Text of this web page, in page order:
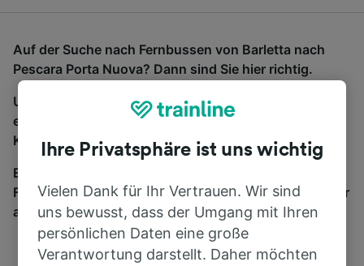
Auf der Suche nach Fernbussen von Barletta nach
Pescara Porta Nuova? Dann sind Sie hier richtig.
Um Bustickets zu finden, starten Sie einfach oben
eine Suche und wir vergleichen Fahrtzeiten und
Kosten für Bahn- und Busreisen miteinander.
Egal, wohin die Reise geht – starten Sie mit uns.
Finden Sie hier Fahrkarten für Verbindungen von mehr
als 170 Bahn- und Busunternehmen.
Ihre Privatsphäre ist uns wichtig
Vielen Dank für Ihr Vertrauen. Wir sind
uns bewusst, dass der Umgang mit Ihren
persönlichen Daten eine große
Verantwortung darstellt. Daher möchten